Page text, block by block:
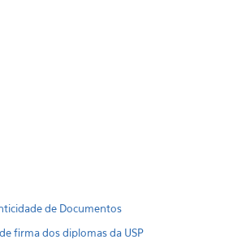
de Documentos
firma dos diplomas da USP